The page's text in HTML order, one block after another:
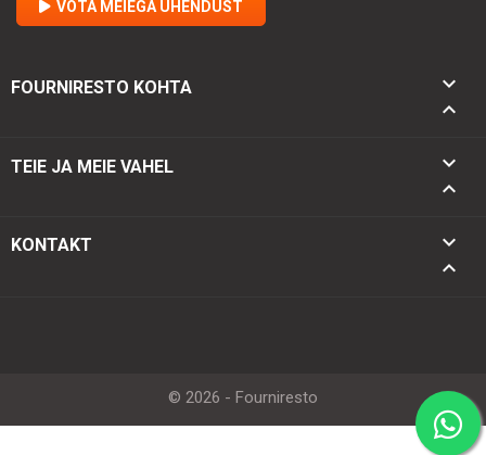
VÕTA MEIEGA ÜHENDUST
FOURNIRESTO KOHTA


TEIE JA MEIE VAHEL


KONTAKT
keyboard_arrow_down
keyboard_arrow_up
© 2026 - Fourniresto